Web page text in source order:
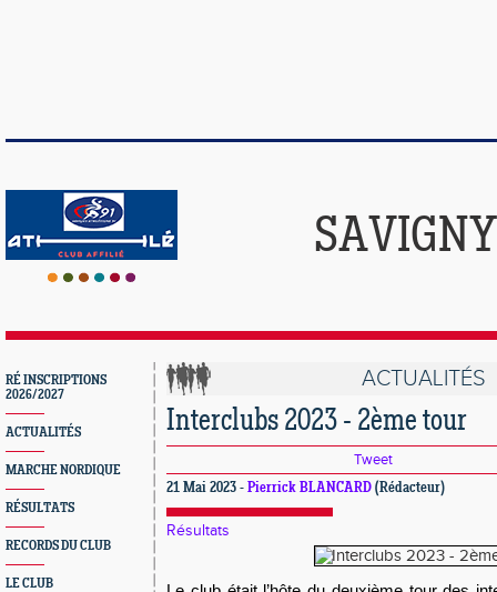
RÉ INSCRIPTIONS
2026/2027
ACTUALITÉS
MARCHE NORDIQUE
RÉSULTATS
RECORDS DU CLUB
LE CLUB
ACTUALITÉS
Interclubs 2023 - 2ème tour
Tweet
21 Mai 2023 - Pierrick BLANCARD (Rédacteur)
Résultats